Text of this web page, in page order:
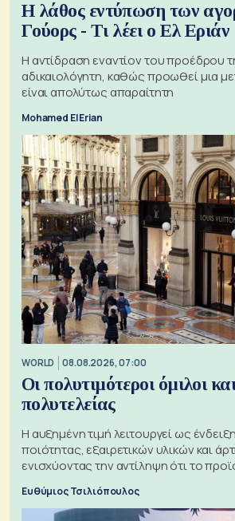
Η λάθος εντύπωση των
Γούορς - Τι λέει ο Ελ Εριάν
Η αντίδραση εναντίον του προέδρου
αδικαιολόγητη, καθώς προωθεί μια
είναι απολύτως απαραίτητη
Mohamed El Erian
WORLD 08.08.2026, 07:00
Οι πολυτιμότεροι όμιλοι
πολυτελείας
Η αυξημένη τιμή λειτουργεί ως
ποιότητας, εξαιρετικών υλικών και
ενισχύοντας την αντίληψη ότι το
Ευθύμιος Τσιλιόπουλος